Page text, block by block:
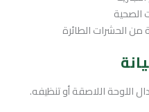
الصحية
من الحشرات الطائرة
اللوحة اللاصقة أو تنظيفه.